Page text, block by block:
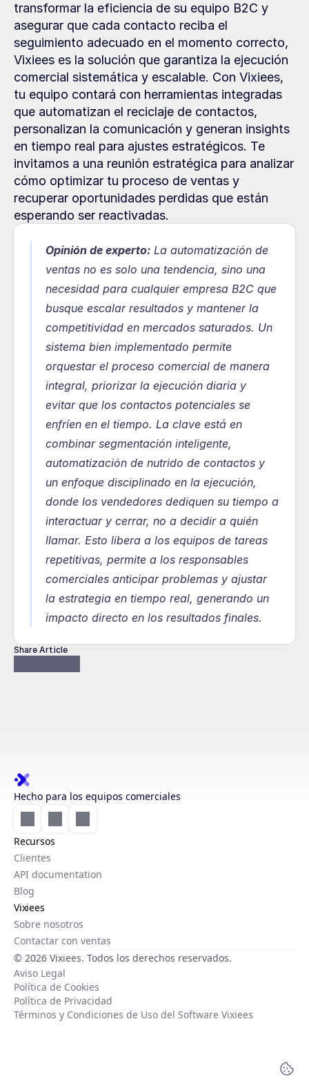
transformar la eficiencia de su equipo B2C y
asegurar que cada contacto reciba el
seguimiento adecuado en el momento correcto,
Vixiees es la solución que garantiza la ejecución
comercial sistemática y escalable. Con Vixiees,
tu equipo contará con herramientas integradas
que automatizan el reciclaje de contactos,
personalizan la comunicación y generan insights
en tiempo real para ajustes estratégicos. Te
invitamos a una reunión estratégica para analizar
cómo optimizar tu proceso de ventas y
recuperar oportunidades perdidas que están
esperando ser reactivadas.
Opinión de experto: La automatización de
ventas no es solo una tendencia, sino una
necesidad para cualquier empresa B2C que
busque escalar resultados y mantener la
competitividad en mercados saturados. Un
sistema bien implementado permite
orquestar el proceso comercial de manera
integral, priorizar la ejecución diaria y
evitar que los contactos potenciales se
enfríen en el tiempo. La clave está en
combinar segmentación inteligente,
automatización de nutrido de contactos y
un enfoque disciplinado en la ejecución,
donde los vendedores dediquen su tiempo a
interactuar y cerrar, no a decidir a quién
llamar. Esto libera a los equipos de tareas
repetitivas, permite a los responsables
comerciales anticipar problemas y ajustar
la estrategia en tiempo real, generando un
impacto directo en los resultados finales.
Share Article
Hecho para los equipos comerciales
Recursos
Clientes
API documentation
Blog
Vixiees
Sobre nosotros
Contactar con ventas
© 2026 Vixiees. Todos los derechos reservados.
Aviso Legal
Política de Cookies
Política de Privacidad
Términos y Condiciones de Uso del Software Vixiees